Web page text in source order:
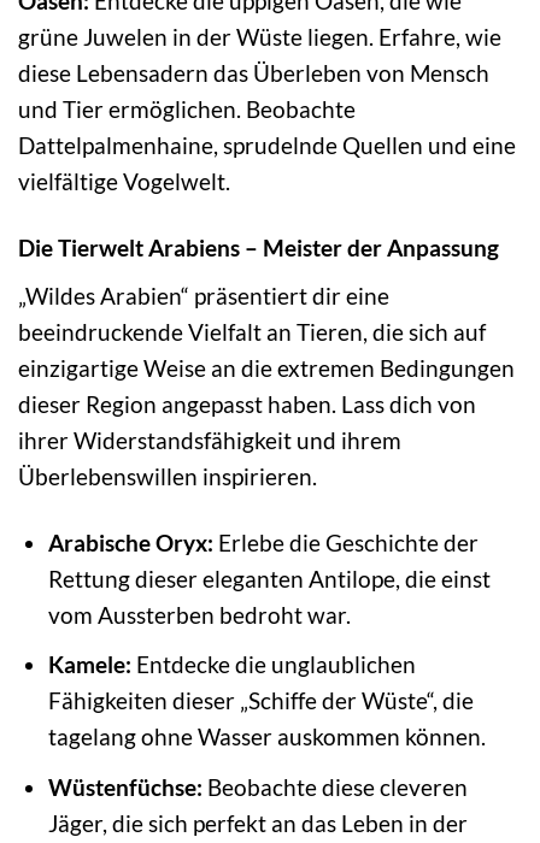
grüne Juwelen in der Wüste liegen. Erfahre, wie
diese Lebensadern das Überleben von Mensch
und Tier ermöglichen. Beobachte
Dattelpalmenhaine, sprudelnde Quellen und eine
vielfältige Vogelwelt.
Die Tierwelt Arabiens – Meister der Anpassung
„Wildes Arabien“ präsentiert dir eine
beeindruckende Vielfalt an Tieren, die sich auf
einzigartige Weise an die extremen Bedingungen
dieser Region angepasst haben. Lass dich von
ihrer Widerstandsfähigkeit und ihrem
Überlebenswillen inspirieren.
Arabische Oryx: Erlebe die Geschichte der
Rettung dieser eleganten Antilope, die einst
vom Aussterben bedroht war.
Kamele: Entdecke die unglaublichen
Fähigkeiten dieser „Schiffe der Wüste“, die
tagelang ohne Wasser auskommen können.
Wüstenfüchse: Beobachte diese cleveren
Jäger, die sich perfekt an das Leben in der